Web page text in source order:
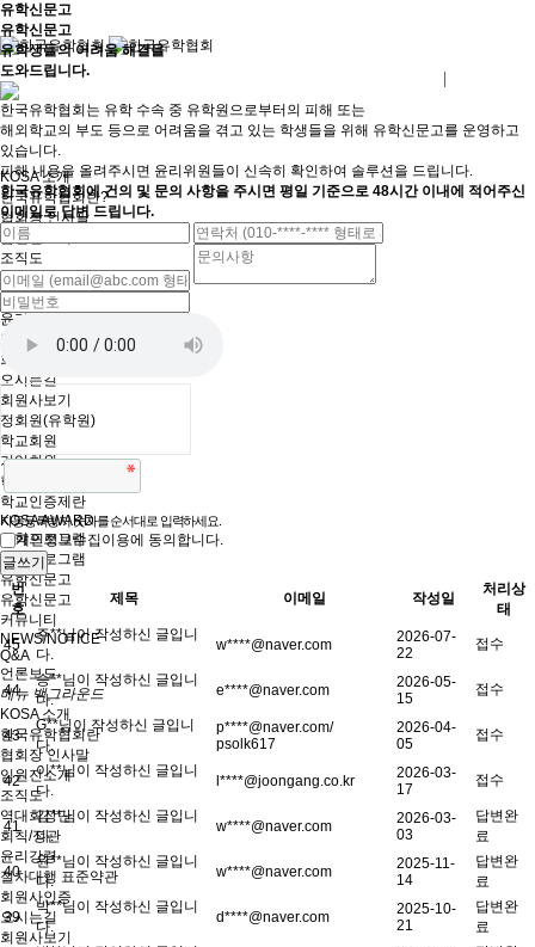
KOSA 소개
한국유학협회란?
협회장 인사말
임원진소개
조직도
역대회장단
회칙/정관
윤리강령
절차대행 표준약관
회원사인증
오시는길
회원사보기
정회원(유학원)
학교회원
기업회원
학교인증제
학교인증제란
KOSA AWARD
유학프로그램
유학프로그램
유학신문고
유학신문고
커뮤니티
NEWS/NOTICE
Q&A
언론보도
메뉴 백그라운드
KOSA 소개
한국유학협회란
협회장 인사말
임원진소개
조직도
역대회장단
회칙/정관
윤리강령
절차대행 표준약관
회원사인증
오시는길
회원사보기
유학신문고
유학신문고
유학생들의어려움 해결을
도와드립니다.
한국유학협회는 유학 수속 중 유학원으로부터의 피해 또는
해외학교의 부도 등으로 어려움을 겪고 있는 학생들을 위해 유학신문고를 운영하고
있습니다.
피해 내용을 올려주시면 윤리위원들이 신속히 확인하여 솔루션을 드립니다.
한국유학협회에 건의 및 문의 사항을 주시면 평일 기준으로 48시간 이내에 적어주신
이메일로 답변 드립니다.
자동등록방지 숫자를 순서대로 입력하세요.
개인정보수집이용에 동의합니다.
번
호
제목 이메일 작성일
처리상
태
45
주**님이 작성하신 글입니
다.
w****@naver.com
2026-07-
22
접수
44
송**님이 작성하신 글입니
다.
e****@naver.com
2026-05-
15
접수
43
G**님이 작성하신 글입니
다.
p****@naver.com/
psolk617
2026-04-
05
접수
42
이**님이 작성하신 글입니
다.
l****@joongang.co.kr
2026-03-
17
접수
41
김**님이 작성하신 글입니
다.
w****@naver.com
2026-03-
03
답변완
료
40
원**님이 작성하신 글입니
다.
w****@naver.com
2025-11-
14
답변완
료
39
박**님이 작성하신 글입니
다.
d****@naver.com
2025-10-
21
답변완
료